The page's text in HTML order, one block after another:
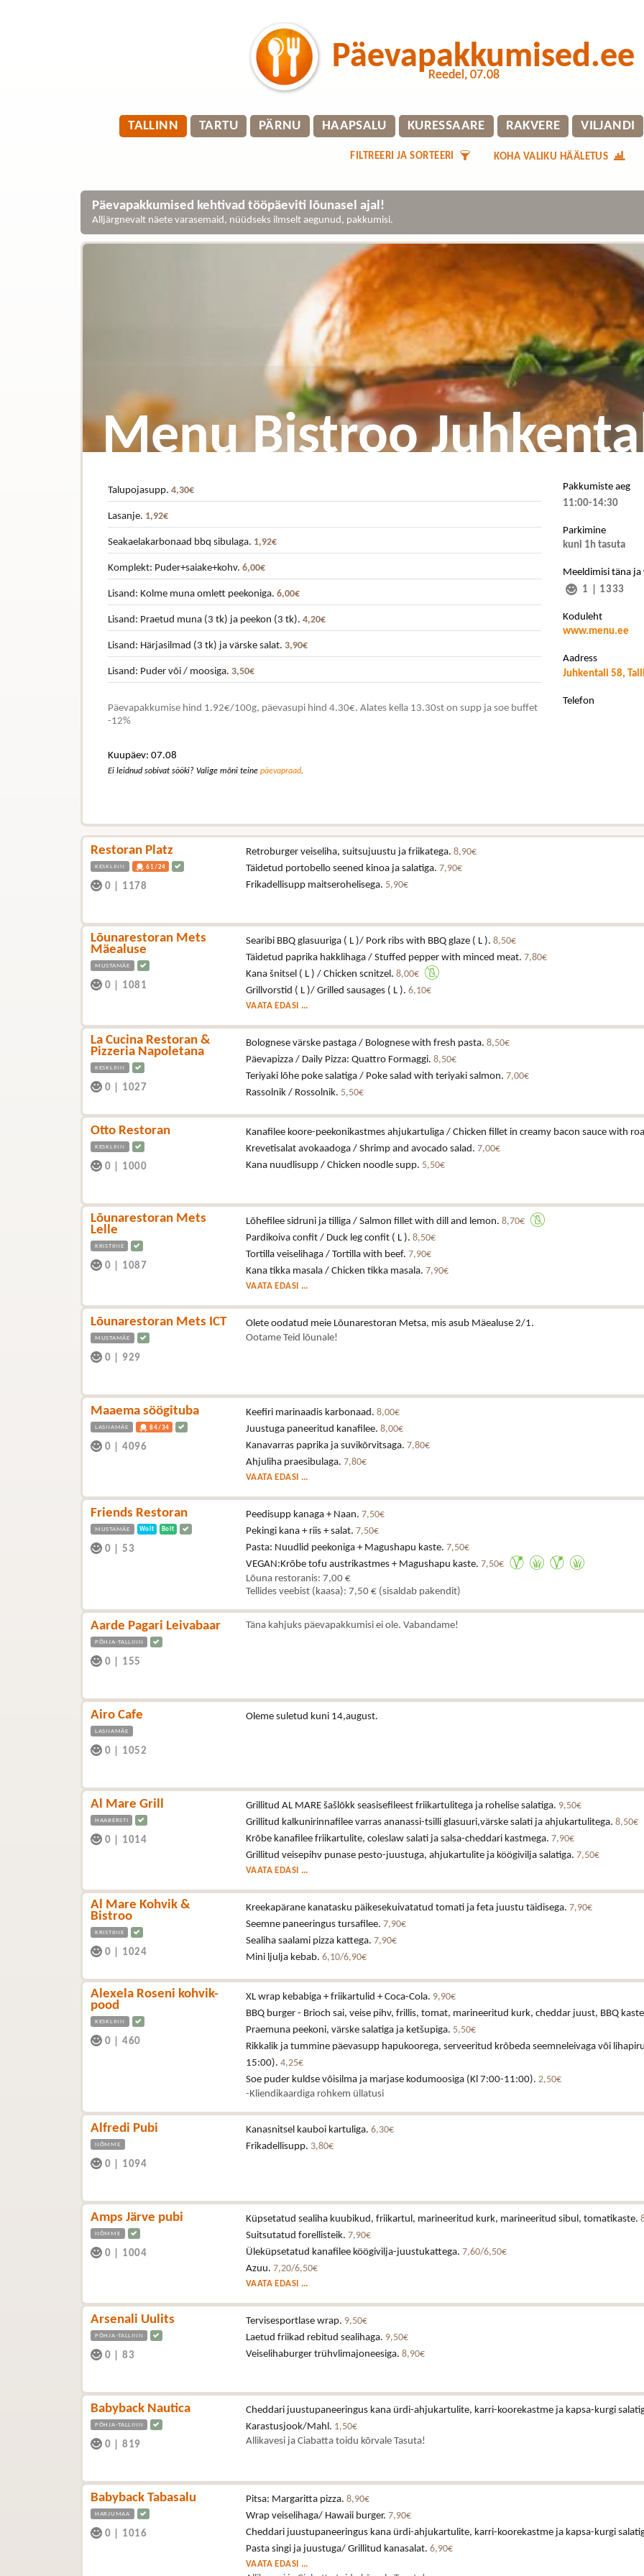
Päevapakkumised.ee
Reedel, 07.08
TALLINN TARTU PÄRNU HAAPSALU KURESSAARE RAKVERE VILJANDI
KOHA VALIKU HÄÄLETUS
FILTREERI JA SORTEERI
Päevapakkumised kehtivad tööpäeviti lõunasel ajal!
Alljärgnevalt näete varasemaid, nüüdseks ilmselt aegunud, pakkumisi.
Menu Bistroo
Talupojasupp. 4,30€
Lasanje. 1,92€
Seakaelakarbonaad bbq sibulaga. 1,92€
Komplekt: Puder+saiake+kohv. 6,00€
Lisand: Kolme muna omlett peekoniga. 6,00€
Lisand: Praetud muna (3 tk) ja peekon (3 tk). 4,20€
Lisand: Härjasilmad (3 tk) ja värske salat. 3,90€
Lisand: Puder või / moosiga. 3,50€
Päevapakkumise hind 1.92€/100g, päevasupi hind 4.30€. Alates kella 13.30st on supp ja soe buffet
-12%
Kuupäev: 07.08
Ei leidnud sobivat sööki? Valige mõni teine päevapraad.
Pakkumiste aeg
11:00-14:30
Parkimine
kuni 1h tasuta
Meeldimisi täna
1
1333
Koduleht
www.menu.ee
Aadress
Juhkentali 58,
Telefon
Restoran Platz
KESKLINN 61/24
0 1178
Retroburger veiseliha, suitsujuustu ja friikatega. 8,90€
Täidetud portobello seened kinoa ja salatiga. 7,90€
Frikadellisupp maitserohelisega. 5,90€
Lõunarestoran Mets
Mäealuse
MUSTAMÄE
0 1081
Searibi BBQ glasuuriga ( L )/ Pork ribs with BBQ glaze ( L ). 8,50€
Täidetud paprika hakklihaga / Stuffed pepper with minced meat. 7,80€
Kana šnitsel ( L ) / Chicken scnitzel. 8,00€
Grillvorstid ( L )/ Grilled sausages ( L ). 6,10€
VAATA EDASI ...
La Cucina Restoran &
Pizzeria Napoletana
KESKLINN
0 1027
Bolognese värske pastaga / Bolognese with fresh pasta. 8,50€
Päevapizza / Daily Pizza: Quattro Formaggi. 8,50€
Teriyaki lõhe poke salatiga / Poke salad with teriyaki salmon. 7,00€
Rassolnik / Rossolnik. 5,50€
Otto Restoran
KESKLINN
0 1000
Kanafilee koore-peekonikastmes ahjukartuliga / Chicken fillet in creamy bacon sauce with
Krevetisalat avokaadoga / Shrimp and avocado salad. 7,00€
Kana nuudlisupp / Chicken noodle supp. 5,50€
Lõunarestoran Mets
Lelle
KRISTIINE
0 1087
Lõhefilee sidruni ja tilliga / Salmon fillet with dill and lemon. 8,70€
Pardikoiva confit / Duck leg confit ( L ). 8,50€
Tortilla veiselihaga / Tortilla with beef. 7,90€
Kana tikka masala / Chicken tikka masala. 7,90€
VAATA EDASI ...
Lõunarestoran Mets ICT
MUSTAMÄE
0 929
Olete oodatud meie Lõunarestoran Metsa, mis asub Mäealuse 2/1.
Ootame Teid lõunale!
Maaema söögituba
LASNAMÄE 84/34
0 4096
Keefiri marinaadis karbonaad. 8,00€
Juustuga paneeritud kanafilee. 8,00€
Kanavarras paprika ja suvikõrvitsaga. 7,80€
Ahjuliha praesibulaga. 7,80€
VAATA EDASI ...
Friends Restoran
MUSTAMÄE Wolt Bolt
0 53
Peedisupp kanaga + Naan. 7,50€
Pekingi kana + riis + salat. 7,50€
Pasta: Nuudlid peekoniga + Magushapu kaste. 7,50€
VEGAN:Krõbe tofu austrikastmes + Magushapu kaste. 7,50€
Lõuna restoranis: 7,00 €
Tellides veebist (kaasa): 7,50 € (sisaldab pakendit)
Aarde Pagari Leivabaar
PÕHJA-TALLINN
0 155
Täna kahjuks päevapakkumisi ei ole. Vabandame!
Airo Cafe
LASNAMÄE
0 1052
Oleme suletud kuni 14,august.
Al Mare Grill
HAABERSTI
0 1014
Grillitud AL MARE šašlõkk seasisefileest friikartulitega ja rohelise salatiga. 9,50€
Grillitud kalkunirinnafilee varras ananassi-tsilli glasuuri,värske salati ja ahjukartulitega. 8,50€
Krõbe kanafilee friikartulite, coleslaw salati ja salsa-cheddari kastmega. 7,90€
Grillitud veisepihv punase pesto-juustuga, ahjukartulite ja köögivilja salatiga. 7,50€
VAATA EDASI ...
Al Mare Kohvik &
Bistroo
KRISTIINE
0 1024
Kreekapärane kanatasku päikesekuivatatud tomati ja feta juustu täidisega. 7,90€
Seemne paneeringus tursafilee. 7,90€
Sealiha saalami pizza kattega. 7,90€
Mini ljulja kebab. 6,10/6,90€
Alexela Roseni kohvik-
pood
KESKLINN
0 460
XL wrap kebabiga + friikartulid + Coca-Cola. 9,90€
BBQ burger - Brioch sai, veise pihv, frillis, tomat, marineeritud kurk, cheddar juust, BBQ
Praemuna peekoni, värske salatiga ja ketšupiga. 5,50€
Rikkalik ja tummine päevasupp hapukoorega, serveeritud krõbeda seemneleivaga või
15:00). 4,25€
Soe puder kuldse võisilma ja marjase kodumoosiga (Kl 7:00-11:00). 2,50€
-Kliendikaardiga rohkem üllatusi
Alfredi Pubi
NÕMME
0 1094
Kanasnitsel kauboi kartuliga. 6,30€
Frikadellisupp. 3,80€
Amps Järve pubi
NÕMME
0 1004
Küpsetatud sealiha kuubikud, friikartul, marineeritud kurk, marineeritud sibul, tomatikaste.
Suitsutatud forellisteik. 7,90€
Üleküpsetatud kanafilee köögivilja-juustukattega. 7,60/6,50€
Azuu. 7,20/6,50€
VAATA EDASI ...
Arsenali Uulits
PÕHJA-TALLINN
0 83
Tervisesportlase wrap. 9,50€
Laetud friikad rebitud sealihaga. 9,50€
Veiselihaburger trühvlimajoneesiga. 8,90€
Babyback Nautica
PÕHJA-TALLINN
0 819
Cheddari juustupaneeringus kana ürdi-ahjukartulite, karri-koorekastme ja kapsa-kurgi
Karastusjook/Mahl. 1,50€
Allikavesi ja Ciabatta toidu kõrvale Tasuta!
Babyback Tabasalu
HARJUMAA
0 1016
Pitsa: Margaritta pizza. 8,90€
Wrap veiselihaga/ Hawaii burger. 7,90€
Cheddari juustupaneeringus kana ürdi-ahjukartulite, karri-koorekastme ja kapsa-kurgi
Pasta singi ja juustuga/ Grillitud kanasalat. 6,90€
VAATA EDASI ...